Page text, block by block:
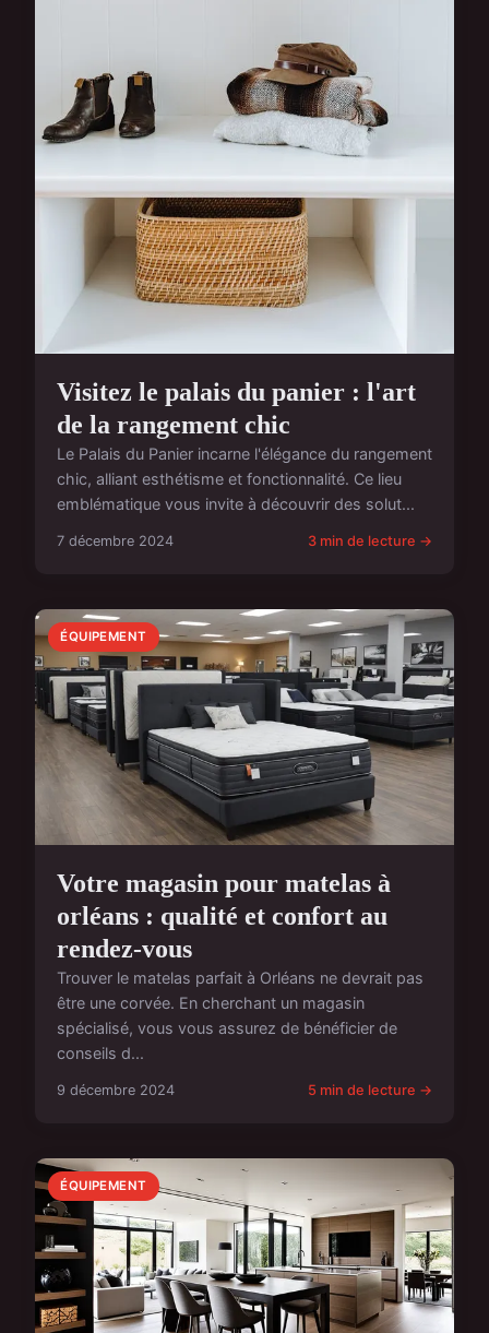
Visitez le palais du panier : l'art
de la rangement chic
Le Palais du Panier incarne l'élégance du rangement
chic, alliant esthétisme et fonctionnalité. Ce lieu
emblématique vous invite à découvrir des solut...
7 décembre 2024 3 min de lecture →
ÉQUIPEMENT
Votre magasin pour matelas à
orléans : qualité et confort au
rendez-vous
Trouver le matelas parfait à Orléans ne devrait pas
être une corvée. En cherchant un magasin
spécialisé, vous vous assurez de bénéficier de
conseils d...
9 décembre 2024 5 min de lecture →
ÉQUIPEMENT